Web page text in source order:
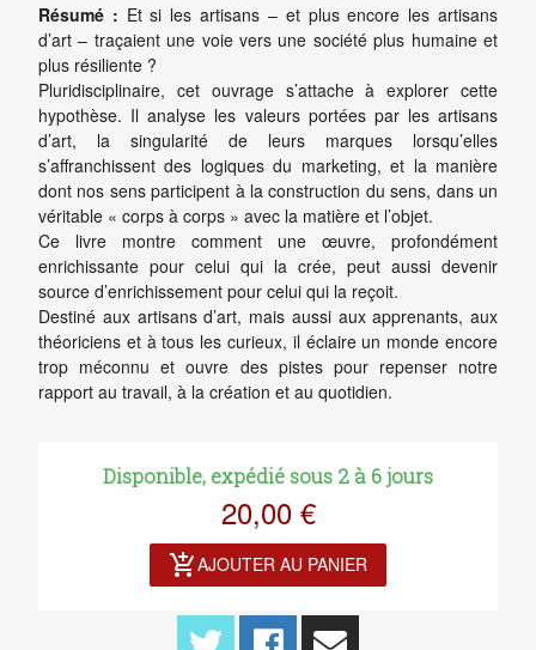
Résumé : Et si les artisans – et plus encore les artisans
d’art – traçaient une voie vers une société plus humaine et
plus résiliente ?
Pluridisciplinaire, cet ouvrage s’attache à explorer cette
hypothèse. Il analyse les valeurs portées par les artisans
d’art, la singularité de leurs marques lorsqu’elles
s’affranchissent des logiques du marketing, et la manière
dont nos sens participent à la construction du sens, dans un
véritable « corps à corps » avec la matière et l’objet.
Ce livre montre comment une œuvre, profondément
enrichissante pour celui qui la crée, peut aussi devenir
source d’enrichissement pour celui qui la reçoit.
Destiné aux artisans d’art, mais aussi aux apprenants, aux
théoriciens et à tous les curieux, il éclaire un monde encore
trop méconnu et ouvre des pistes pour repenser notre
rapport au travail, à la création et au quotidien.
Disponible, expédié sous 2 à 6 jours
20,00 €
add_shopping_cartAJOUTER AU PANIER